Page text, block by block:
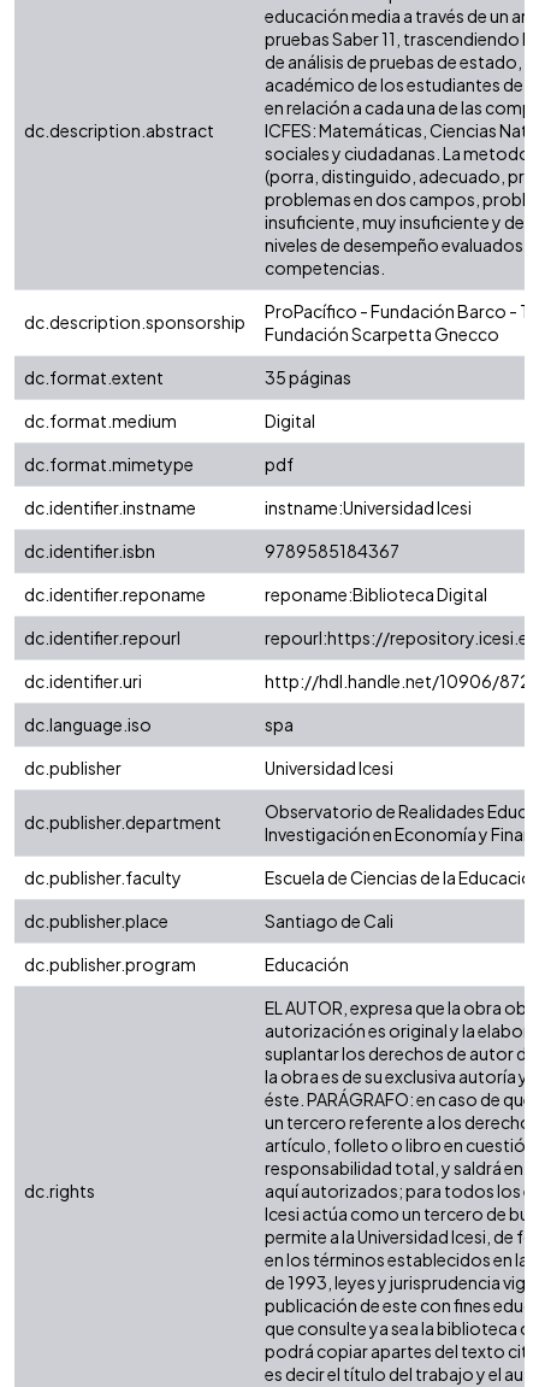
dc.description.abstract
educación media a través de un
pruebas Saber 11, trascendiendo
de análisis de pruebas de estado,
académico de los estudiantes de
en relación a cada una de las
ICFES: Matemáticas, Ciencias
sociales y ciudadanas. La
(porra, distinguido, adecuado,
problemas en dos campos,
insuficiente, muy insuficiente y
niveles de desempeño evaluados
competencias.
dc.description.sponsorship
ProPacífico - Fundación Barco -
Fundación Scarpetta Gnecco
dc.format.extent
35 páginas
dc.format.medium
Digital
dc.format.mimetype
pdf
dc.identifier.instname
instname:Universidad Icesi
dc.identifier.isbn
9789585184367
dc.identifier.reponame
reponame:Biblioteca Digital
dc.identifier.repourl
repourl:https://
dc.identifier.uri
http://hdl.handle.net/10906/
dc.language.iso
spa
dc.publisher
Universidad Icesi
dc.publisher.department
Observatorio de Realidades
Investigación en Economía y
dc.publisher.faculty
Escuela de Ciencias de la
dc.publisher.place
Santiago de Cali
dc.publisher.program
Educación
dc.rights
EL AUTOR, expresa que la obra
autorización es original y la
suplantar los derechos de autor
la obra es de su exclusiva autoría
éste. PARÁGRAFO: en caso de
un tercero referente a los
artículo, folleto o libro en cuestión,
responsabilidad total, y saldrá en
aquí autorizados; para todos los
Icesi actúa como un tercero de
permite a la Universidad Icesi, de
en los términos establecidos en la
de 1993, leyes y jurisprudencia
publicación de este con fines
que consulte ya sea la biblioteca
podrá copiar apartes del texto
es decir el título del trabajo y el